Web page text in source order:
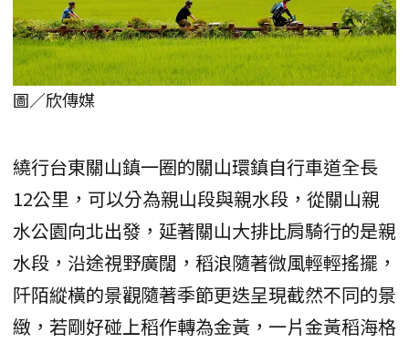
圖／欣傳媒
繞行台東關山鎮一圈的關山環鎮自行車道全長
12公里，可以分為親山段與親水段，從關山親
水公園向北出發，延著關山大排比肩騎行的是親
水段，沿途視野廣闊，稻浪隨著微風輕輕搖擺，
阡陌縱橫的景觀隨著季節更迭呈現截然不同的景
緻，若剛好碰上稻作轉為金黃，一片金黃稻海格